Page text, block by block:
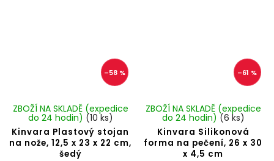
–58 %
Kinvara Plastový stojan
na nože, 12,5 x 23 x 22 cm,
šedý
ZBOŽÍ NA SKLADĚ (expedice
do 24 hodin) (10 ks)
–61 %
Kinvara Silikonová
forma na pečení, 26 x 30
x 4,5 cm
ZBOŽÍ NA SKLADĚ (expedice
do 24 hodin) (6 ks)